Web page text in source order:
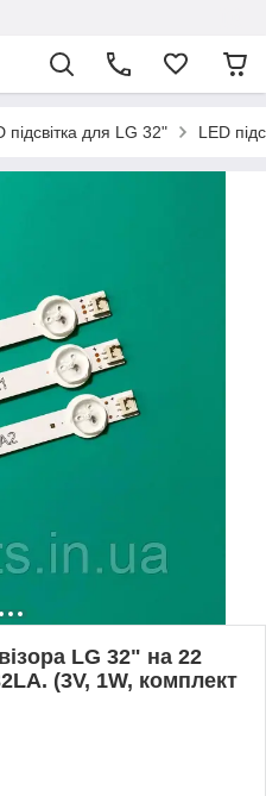
підсвітка для LG 32" LED
LG 32" на 22
(3V, 1W, комплект